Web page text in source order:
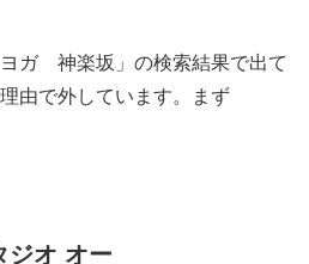
ガ 神楽坂」の検索結果で出て
由で外しています。まず
ジオ オー